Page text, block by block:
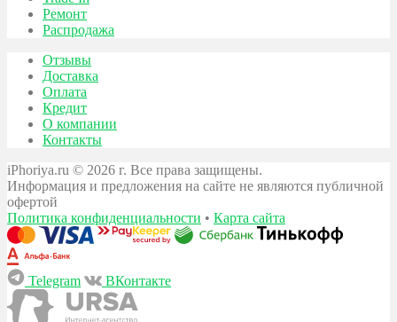
Ремонт
Распродажа
Отзывы
Доставка
Оплата
Кредит
О компании
Контакты
iPhoriya.ru © 2026 г. Все права защищены.
Информация и предложения на сайте не являются публичной
офертой
Политика конфиденциальности • Карта сайта
Telegram ВКонтакте